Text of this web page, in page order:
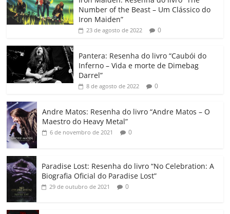
e
b
o
o
k
er s
A
p
e
dI
gl
e
Cl
a
ss
ro
o
y
Li
k
p
h
ar
Number of the Beast – Um Clássico do
Iron Maiden”
23 de agosto de 2022 0
Pantera: Resenha do livro “Caubói do
Inferno – Vida e morte de Dimebag
Darrel”
8 de agosto de 2022 0
Andre Matos: Resenha do livro “Andre Matos – O
Maestro do Heavy Metal”
6 de novembro de 2021 0
Paradise Lost: Resenha do livro “No Celebration: A
Biografia Oficial do Paradise Lost”
29 de outubro de 2021 0